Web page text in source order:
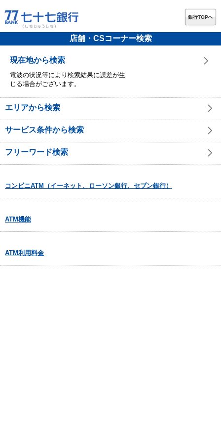
銀行TOPへ
店舗・CSコーナー検索
現在地から検索
電波の状況等により検索結果に誤差が生
じる場合がございます。
エリアから検索
サービス条件から検索
フリーワード検索
コンビニATM（イーネット、ローソン銀行、セブン銀行）
ATM機能
ATM利用料金